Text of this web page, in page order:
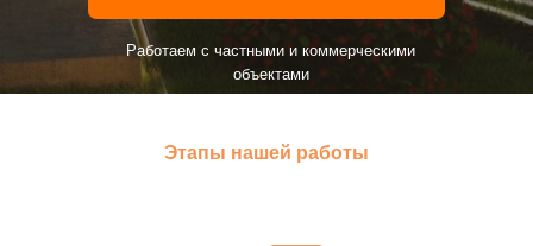
Работаем с частными и коммерческими
объектами
Этапы нашей работы